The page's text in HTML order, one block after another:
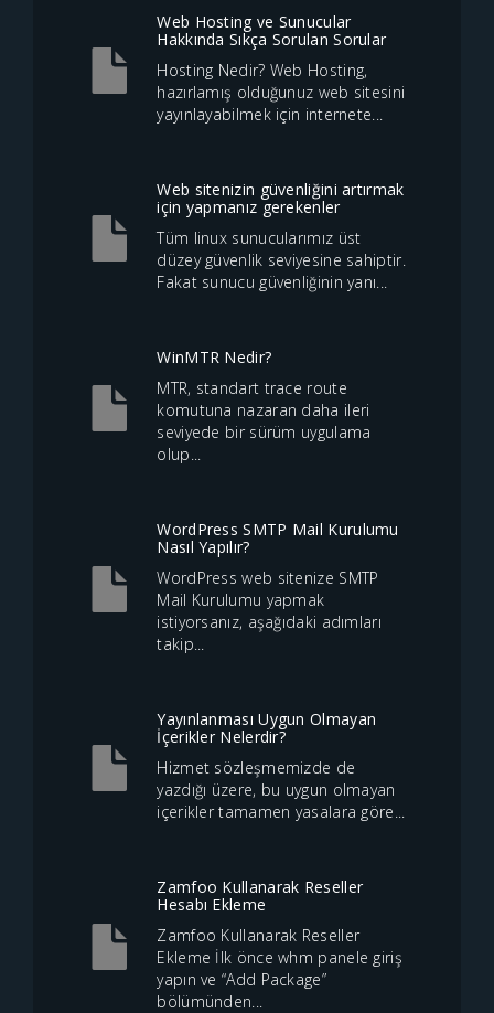
Web Hosting ve Sunucular
Hakkında Sıkça Sorulan Sorular
Hosting Nedir? Web Hosting,
hazırlamış olduğunuz web sitesini
yayınlayabilmek için internete...
Web sitenizin güvenliğini artırmak
için yapmanız gerekenler
Tüm linux sunucularımız üst
düzey güvenlik seviyesine sahiptir.
Fakat sunucu güvenliğinin yanı...
WinMTR Nedir?
MTR, standart trace route
komutuna nazaran daha ileri
seviyede bir sürüm uygulama
olup...
WordPress SMTP Mail Kurulumu
Nasıl Yapılır?
WordPress web sitenize SMTP
Mail Kurulumu yapmak
istiyorsanız, aşağıdaki adımları
takip...
Yayınlanması Uygun Olmayan
İçerikler Nelerdir?
Hizmet sözleşmemizde de
yazdığı üzere, bu uygun olmayan
içerikler tamamen yasalara göre...
Zamfoo Kullanarak Reseller
Hesabı Ekleme
Zamfoo Kullanarak Reseller
Ekleme İlk önce whm panele giriş
yapın ve “Add Package”
bölümünden...